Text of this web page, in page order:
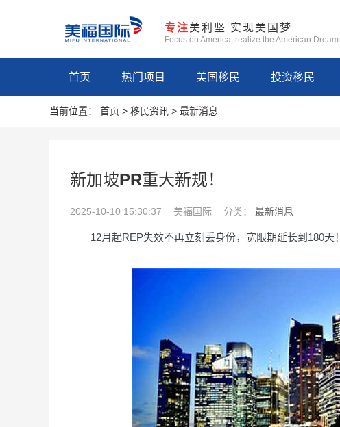
专注美利坚 实现美国梦
Focus on America, realize the American Dream
首页 热门项目 美国移民 投资移民
当前位置： 首页 > 移民资讯 > 最新消息
新加坡PR重大新规！
2025-10-10 15:30:37 美福国际 分类： 最新消息
12月起REP失效不再立刻丢身份，宽限期延长到180天！